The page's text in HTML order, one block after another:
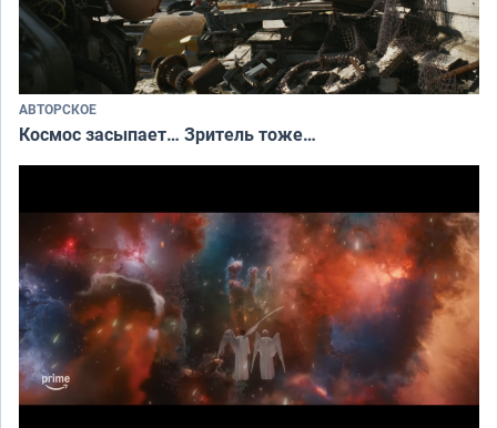
АВТОРСКОЕ
Космос засыпает… Зритель тоже…